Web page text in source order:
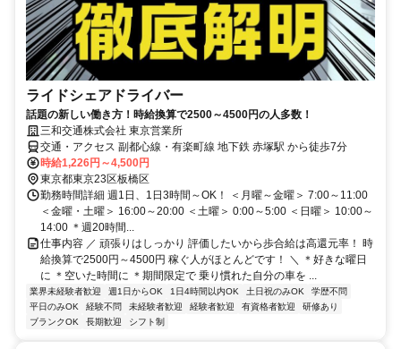
ライドシェアドライバー
話題の新しい働き方！時給換算で2500～4500円の人多数！
三和交通株式会社 東京営業所
交通・アクセス 副都心線・有楽町線 地下鉄 赤塚駅 から徒歩7分
時給1,226円～4,500円
東京都東京23区板橋区
勤務時間詳細 週1日、1日3時間～OK！ ＜月曜～金曜＞ 7:00～11:00
＜金曜・土曜＞ 16:00～20:00 ＜土曜＞ 0:00～5:00 ＜日曜＞ 10:00～
14:00 ＊週20時間...
仕事内容 ／ 頑張りはしっかり 評価したいから歩合給は高還元率！ 時
給換算で2500円～4500円 稼ぐ人がほとんどです！ ＼ ＊好きな曜日
に ＊空いた時間に ＊期間限定で 乗り慣れた自分の車を ...
業界未経験者歓迎 週1日からOK 1日4時間以内OK 土日祝のみOK
学歴不問
平日のみOK
経験不問 未経験者歓迎 経験者歓迎 有資格者歓迎
研修あり
ブランクOK
長期歓迎 シフト制